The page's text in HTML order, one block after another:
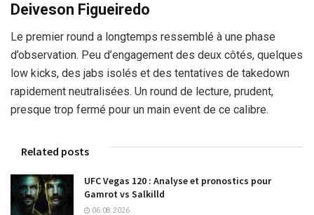
Deiveson Figueiredo
Le premier round a longtemps ressemblé à une phase
d’observation. Peu d’engagement des deux côtés, quelques
low kicks, des jabs isolés et des tentatives de takedown
rapidement neutralisées. Un round de lecture, prudent,
presque trop fermé pour un main event de ce calibre.
Related posts
UFC Vegas 120 : Analyse et pronostics pour
Gamrot vs Salkilld
06.08.2026